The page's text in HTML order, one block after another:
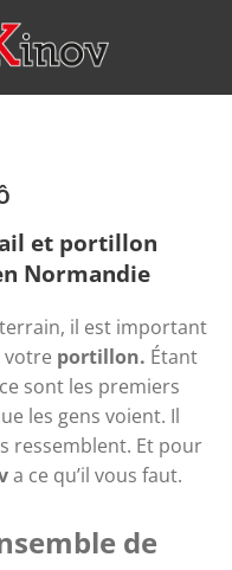
et portillon
Normandie
il est important
votre portillon. Étant
sont les premiers
les gens voient. Il
ressemblent. Et pour
a ce qu’il vous faut.
de